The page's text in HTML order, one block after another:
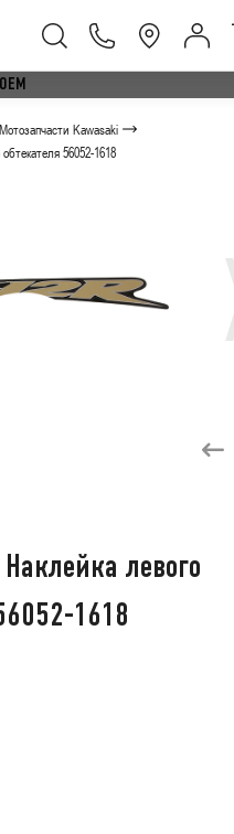
Мотозапчасти Kawasaki
56052-1618
Наклейка левого
1618